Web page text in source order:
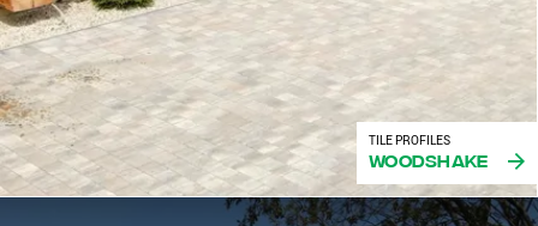
TILE PROFILES
Woodshake